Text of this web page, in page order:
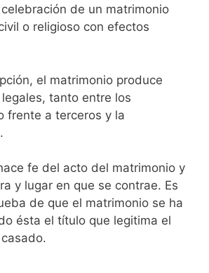
de un matrimonio
o religioso con efectos
el matrimonio produce
tanto entre los
frente a terceros y la
fe del acto del matrimonio y
y lugar en que se contrae. Es
de que el matrimonio se ha
ésta el título que legitima el